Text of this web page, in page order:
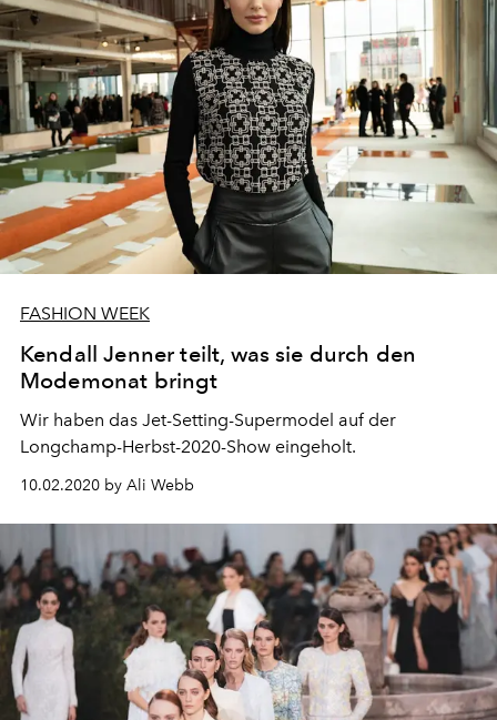
FASHION WEEK
Kendall Jenner teilt, was sie durch den
Modemonat bringt
Wir haben das Jet-Setting-Supermodel auf der
Longchamp-Herbst-2020-Show eingeholt.
10.02.2020 by Ali Webb